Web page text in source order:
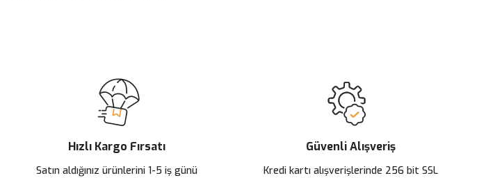
Ürün açıklamasında eksik bilgiler bulunuyor.
Ürün bilgilerinde hatalar bulunuyor.
Ürün fiyatı diğer sitelerden daha pahalı.
Bu ürüne benzer farklı alternatifler olmalı.
Hızlı Kargo Fırsatı
Satın aldığınız ürünlerini 1-5 iş günü
Güvenli Alışveriş
Kredi kartı alışverişlerinde 256 bit SSL